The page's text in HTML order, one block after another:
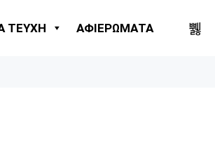
ΤΕΥΧΗ ΑΦΙΕΡΩΜΑΤΑ